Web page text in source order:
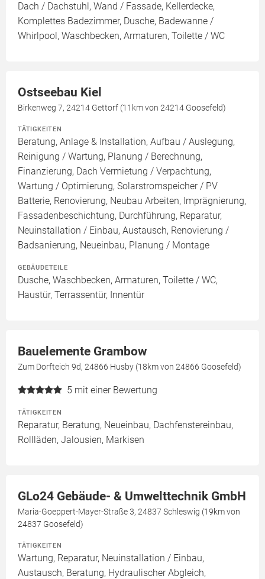
Dach / Dachstuhl, Wand / Fassade, Kellerdecke,
Komplettes Badezimmer, Dusche, Badewanne /
Whirlpool, Waschbecken, Armaturen, Toilette / WC
Ostseebau Kiel
Birkenweg 7, 24214 Gettorf (11km von 24214 Goosefeld)
TÄTIGKEITEN
Beratung, Anlage & Installation, Aufbau / Auslegung,
Reinigung / Wartung, Planung / Berechnung,
Finanzierung, Dach Vermietung / Verpachtung,
Wartung / Optimierung, Solarstromspeicher / PV
Batterie, Renovierung, Neubau Arbeiten, Imprägnierung,
Fassadenbeschichtung, Durchführung, Reparatur,
Neuinstallation / Einbau, Austausch, Renovierung /
Badsanierung, Neueinbau, Planung / Montage
GEBÄUDETEILE
Dusche, Waschbecken, Armaturen, Toilette / WC,
Haustür, Terrassentür, Innentür
Bauelemente Grambow
Zum Dorfteich 9d, 24866 Husby (18km von 24866 Goosefeld)
5 mit einer Bewertung
TÄTIGKEITEN
Reparatur, Beratung, Neueinbau, Dachfenstereinbau,
Rollläden, Jalousien, Markisen
GLo24 Gebäude- & Umwelttechnik GmbH
Maria-Goeppert-Mayer-Straße 3, 24837 Schleswig (19km von
24837 Goosefeld)
TÄTIGKEITEN
Wartung, Reparatur, Neuinstallation / Einbau,
Austausch, Beratung, Hydraulischer Abgleich,